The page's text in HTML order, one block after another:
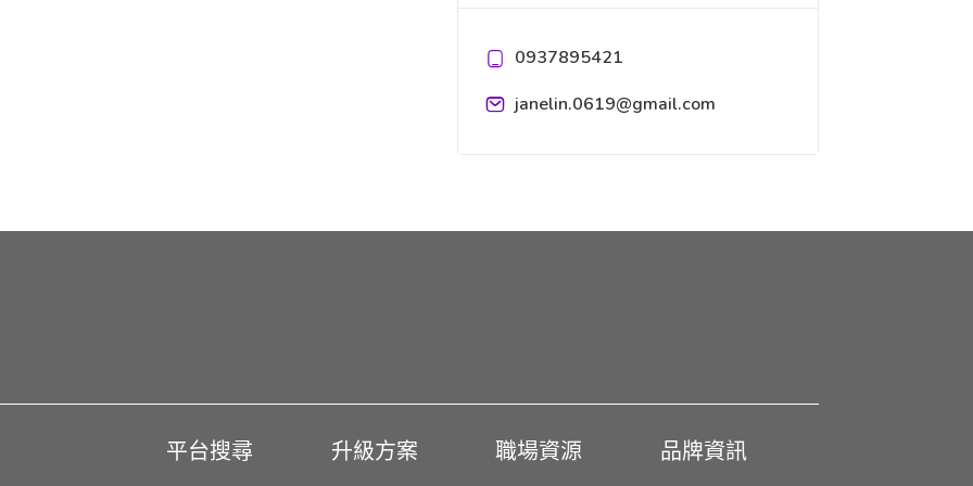
0937895421
janelin.0619@gmail.com
平台搜尋 升級方案 職場資源 品牌資訊